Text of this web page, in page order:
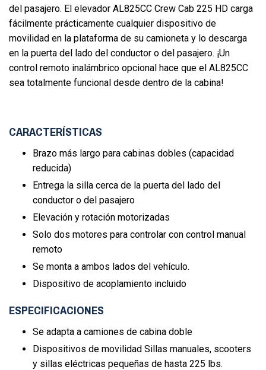
del pasajero. El elevador AL825CC Crew Cab 225 HD carga
fácilmente prácticamente cualquier dispositivo de
movilidad en la plataforma de su camioneta y lo descarga
en la puerta del lado del conductor o del pasajero. ¡Un
control remoto inalámbrico opcional hace que el AL825CC
sea totalmente funcional desde dentro de la cabina!
CARACTERÍSTICAS
Brazo más largo para cabinas dobles (capacidad
reducida)
Entrega la silla cerca de la puerta del lado del
conductor o del pasajero
Elevación y rotación motorizadas
Solo dos motores para controlar con control manual
remoto
Se monta a ambos lados del vehículo.
Dispositivo de acoplamiento incluido
ESPECIFICACIONES
Se adapta a camiones de cabina doble
Dispositivos de movilidad Sillas manuales, scooters
y sillas eléctricas pequeñas de hasta 225 lbs.